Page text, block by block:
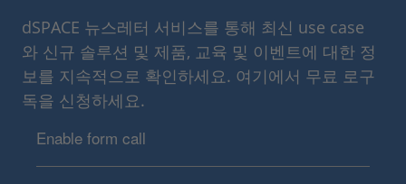
dSPACE 뉴스레터 서비스를 통해 최신 use case
와 신규 솔루션 및 제품, 교육 및 이벤트에 대한 정
보를 지속적으로 확인하세요. 여기에서 무료 로구
독을 신청하세요.
Enable form call